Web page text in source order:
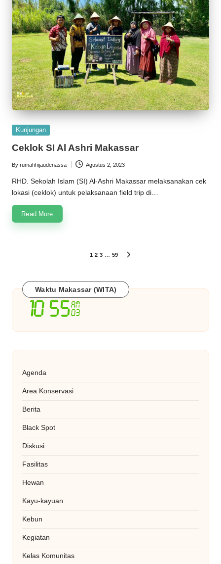
Posted
Kunjungan
Ceklok SI Al Ashri Makassar
Posted
by
By rumahhijaudenassa Agustus 2, 2023
RHD. Sekolah Islam (SI) Al-Ashri Makassar melaksanakan cek
lokasi (ceklok) untuk pelaksanaan field trip di…
Read More
1 2 3 … 59
Waktu Makassar (WITA)
Agenda
Area Konservasi
Berita
Black Spot
Diskusi
Fasilitas
Hewan
Kayu-kayuan
Kebun
Kegiatan
Kelas Komunitas